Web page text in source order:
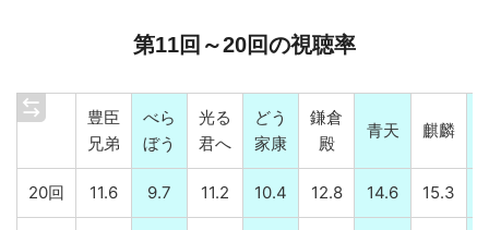
第11回～20回の視聴率
豊臣
兄弟
べら
ぼう
光る
君へ
どう
家康
鎌倉
殿
青天 麒麟
20回 11.6 9.7 11.2 10.4 12.8 14.6 15.3